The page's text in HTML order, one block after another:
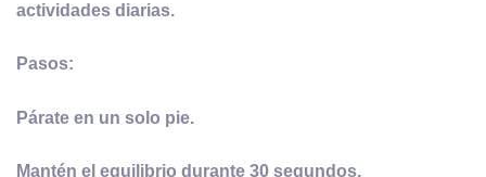
actividades diarias.
Pasos:
Párate en un solo pie.
Mantén el equilibrio durante 30 segundos.